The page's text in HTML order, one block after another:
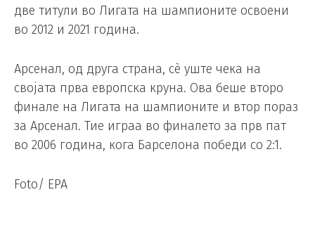
две титули во Лигата на шампионите освоени
во 2012 и 2021 година.
Арсенал, од друга страна, сè уште чека на
својата прва европска круна. Ова беше второ
финале на Лигата на шампионите и втор пораз
за Арсенал. Тие играа во финалето за прв пат
во 2006 година, кога Барселона победи со 2:1.
Foto/ EPA